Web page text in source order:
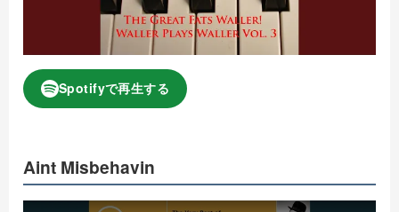
Spotifyで再生する
Aint Misbehavin